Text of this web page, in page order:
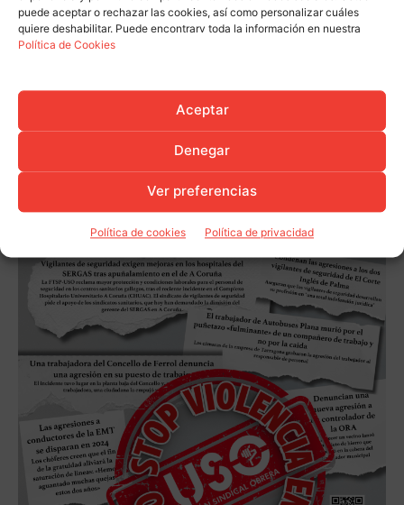
puede aceptar o rechazar las cookies, así como personalizar cuáles
quiere deshabilitar. Puede encontrarv toda la información en nuestra
Política de Cookies
Aceptar
Denegar
Ver preferencias
Política de cookies Política de privacidad